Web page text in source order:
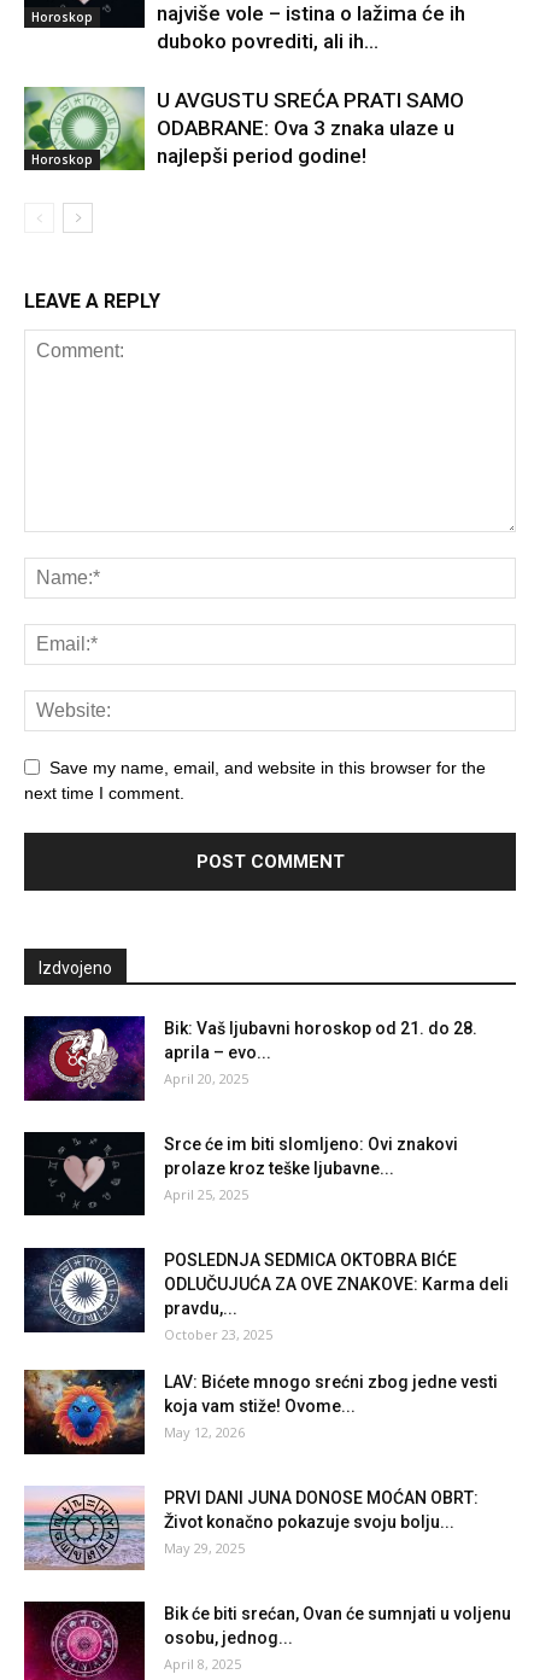
Horoskop
najviše vole – istina o lažima će ih
duboko povrediti, ali ih...
Horoskop
U AVGUSTU SREĆA PRATI SAMO
ODABRANE: Ova 3 znaka ulaze u
najlepši period godine!
LEAVE A REPLY
Save my name, email, and website in this browser for the
next time I comment.
Izdvojeno
Bik: Vaš ljubavni horoskop od 21. do 28.
aprila – evo...
April 20, 2025
Srce će im biti slomljeno: Ovi znakovi
prolaze kroz teške ljubavne...
April 25, 2025
POSLEDNJA SEDMICA OKTOBRA BIĆE
ODLUČUJUĆA ZA OVE ZNAKOVE: Karma deli
pravdu,...
October 23, 2025
LAV: Bićete mnogo srećni zbog jedne vesti
koja vam stiže! Ovome...
May 12, 2026
PRVI DANI JUNA DONOSE MOĆAN OBRT:
Život konačno pokazuje svoju bolju...
May 29, 2025
Bik će biti srećan, Ovan će sumnjati u voljenu
osobu, jednog...
April 8, 2025